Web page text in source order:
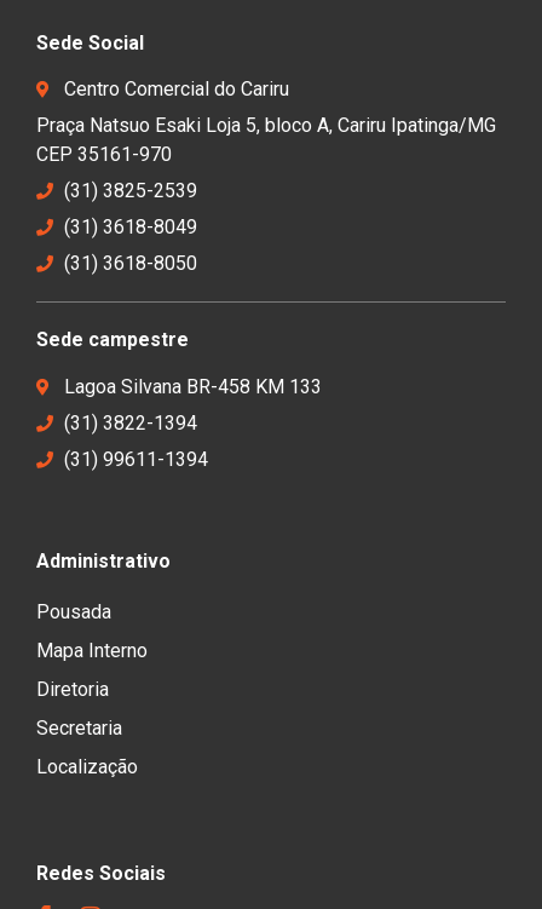
Sede Social
Centro Comercial do Cariru
Praça Natsuo Esaki Loja 5, bloco A, Cariru Ipatinga/MG
CEP 35161-970
(31) 3825-2539
(31) 3618-8049
(31) 3618-8050
Sede campestre
Lagoa Silvana BR-458 KM 133
(31) 3822-1394
(31) 99611-1394
Administrativo
Pousada
Mapa Interno
Diretoria
Secretaria
Localização
Redes Sociais